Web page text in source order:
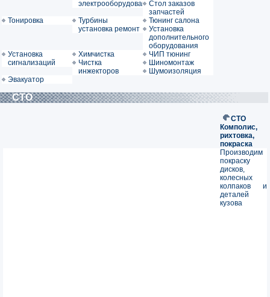
электрооборудованияСтол заказов
запчастей
Тонировка
Турбины
установка ремонт
Тюнинг салона
Установка
дополнительного
оборудования
Установка
сигнализаций
Химчистка
ЧИП тюнинг
Чистка
инжекторов
Шиномонтаж
Шумоизоляция
Эвакуатор
СТО
СТО
Комполис,
рихтовка,
покраска
Производим
покраску
дисков,
колесных
колпаков и
деталей
кузова